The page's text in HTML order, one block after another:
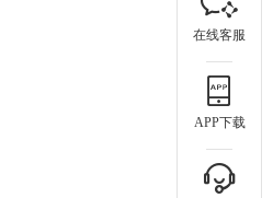
在线客服
APP下载